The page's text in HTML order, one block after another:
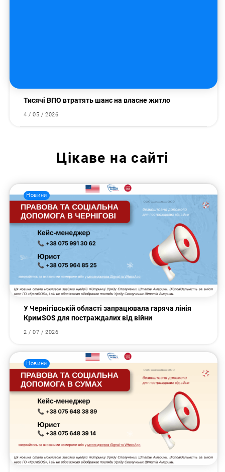
Тисячі ВПО втратять шанс на власне житло
4 / 05 / 2026
Цікаве на сайті
Новини
У Чернігівській області запрацювала гаряча лінія
КримSOS для постраждалих від війни
2 / 07 / 2026
Новини